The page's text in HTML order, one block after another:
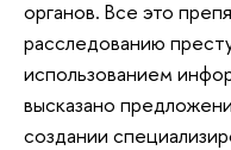
органов. Все это
расследованию
использованием
высказано
создании